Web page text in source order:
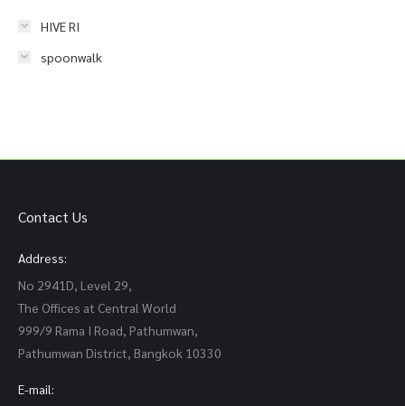
HIVE RI
spoonwalk
Contact Us
Address:
No 2941D, Level 29,
The Offices at Central World
999/9 Rama I Road, Pathumwan,
Pathumwan District, Bangkok 10330
E-mail: